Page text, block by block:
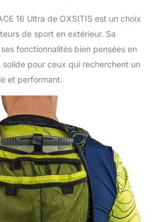
16 Ultra de OXSITIS est un choix
de sport en extérieur. Sa
fonctionnalités bien pensées en
pour ceux qui recherchent un
et performant.